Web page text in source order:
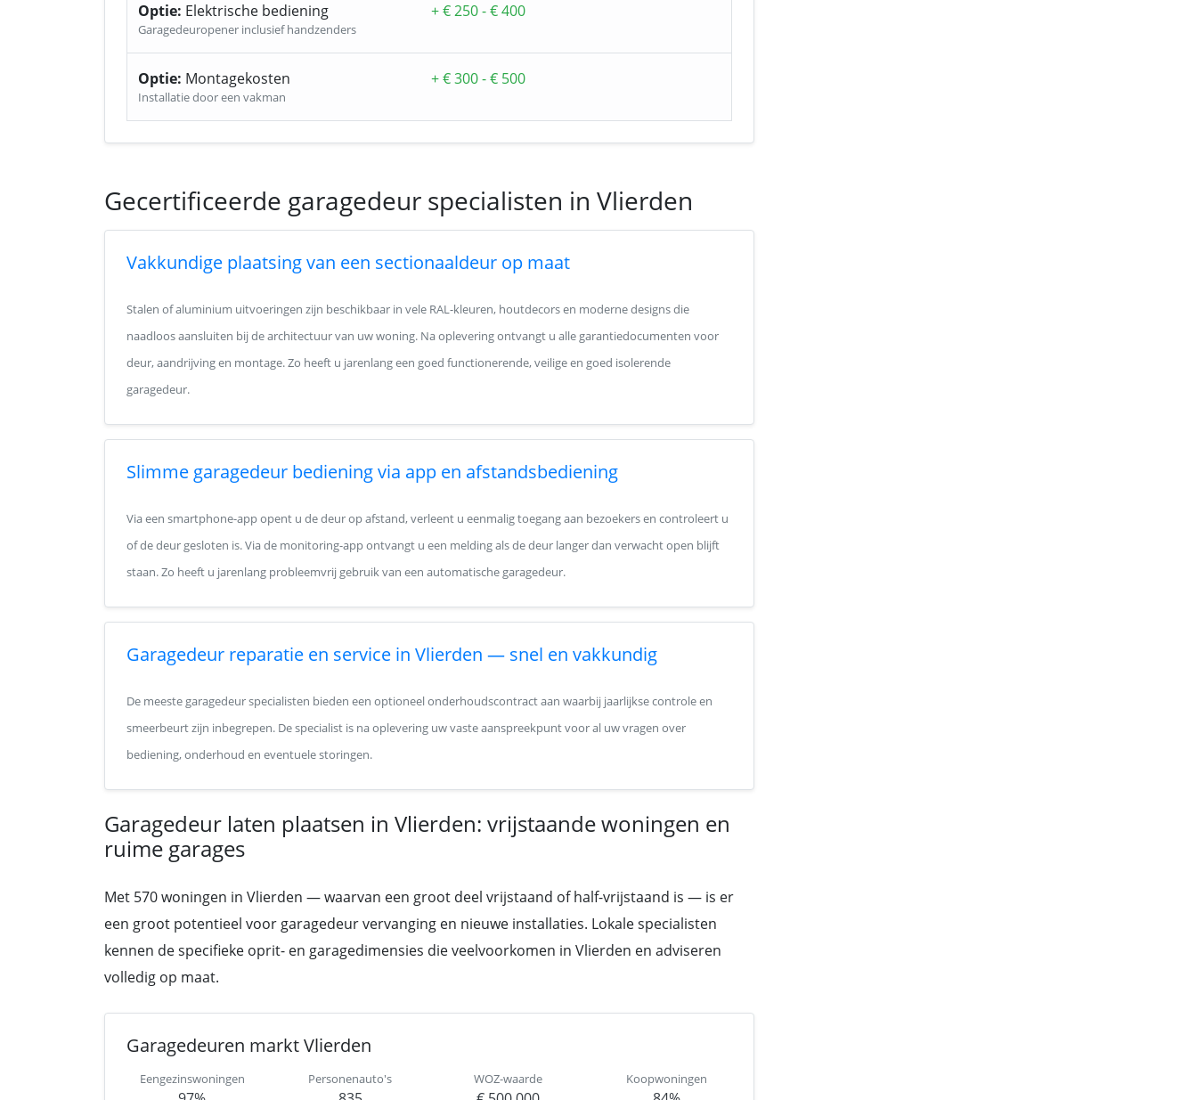
Optie: Elektrische bediening
Garagedeuropener inclusief handzenders
+ € 250 - € 400
Optie: Montagekosten
Installatie door een vakman
+ € 300 - € 500
Gecertificeerde garagedeur specialisten in Vlierden
Vakkundige plaatsing van een sectionaaldeur op maat
Stalen of aluminium uitvoeringen zijn beschikbaar in vele RAL-kleuren, houtdecors en moderne designs die
naadloos aansluiten bij de architectuur van uw woning. Na oplevering ontvangt u alle garantiedocumenten voor
deur, aandrijving en montage. Zo heeft u jarenlang een goed functionerende, veilige en goed isolerende
garagedeur.
Slimme garagedeur bediening via app en afstandsbediening
Via een smartphone-app opent u de deur op afstand, verleent u eenmalig toegang aan bezoekers en controleert u
of de deur gesloten is. Via de monitoring-app ontvangt u een melding als de deur langer dan verwacht open blijft
staan. Zo heeft u jarenlang probleemvrij gebruik van een automatische garagedeur.
Garagedeur reparatie en service in Vlierden — snel en vakkundig
De meeste garagedeur specialisten bieden een optioneel onderhoudscontract aan waarbij jaarlijkse controle en
smeerbeurt zijn inbegrepen. De specialist is na oplevering uw vaste aanspreekpunt voor al uw vragen over
bediening, onderhoud en eventuele storingen.
Garagedeur laten plaatsen in Vlierden: vrijstaande woningen en
ruime garages
Met 570 woningen in Vlierden — waarvan een groot deel vrijstaand of half-vrijstaand is — is er
een groot potentieel voor garagedeur vervanging en nieuwe installaties. Lokale specialisten
kennen de specifieke oprit- en garagedimensies die veelvoorkomen in Vlierden en adviseren
volledig op maat.
Garagedeuren markt Vlierden
Eengezinswoningen Personenauto's WOZ-waarde Koopwoningen